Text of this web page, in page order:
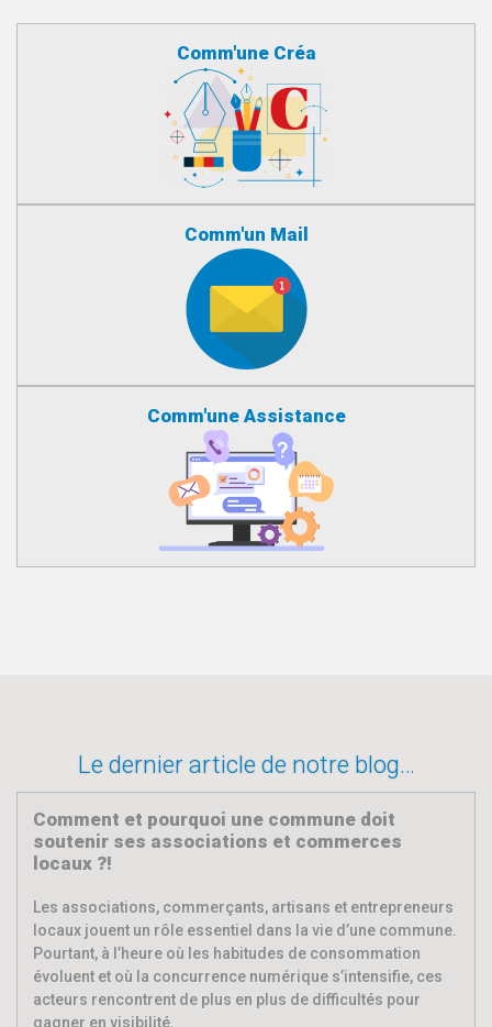
Comm'une Créa
Comm'un Mail
Comm'une Assistance
Le dernier article de notre blog…
Comment et pourquoi une commune doit
soutenir ses associations et commerces
locaux ?!
Les associations, commerçants, artisans et entrepreneurs
locaux jouent un rôle essentiel dans la vie d’une commune.
Pourtant, à l’heure où les habitudes de consommation
évoluent et où la concurrence numérique s’intensifie, ces
acteurs rencontrent de plus en plus de difficultés pour
gagner en visibilité.